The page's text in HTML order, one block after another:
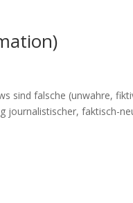
sind fal­sche (unwah­re,
jour­na­li­sti­scher, fak­tisch-